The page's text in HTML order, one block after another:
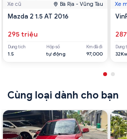
Xe cũ Bà Rịa - Vũng Tàu
Mazda 2 1.5 AT 2016
295 triệu
Dung tích
1.5
Hộp số
tự động
Km đã đi
97,000
Xe
Dung
Cùng loại dành cho bạn